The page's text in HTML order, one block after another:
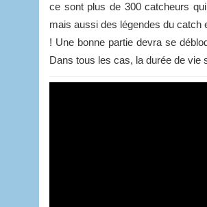
ce sont plus de 300 catcheurs
mais aussi des légendes du catch
! Une bonne partie devra se
Dans tous les cas, la durée de vie